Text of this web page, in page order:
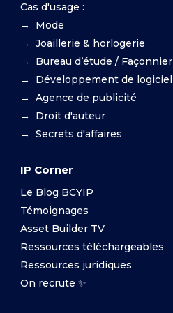
Cas d'usage :
→ Mode
→ Joaillerie & horlogerie
→ Bureau d’étude / Façonnier
→ Développement de logiciel
→ Agence de publicité
→ Droit d'auteur
→ Secrets d'affaires
IP Corner
Le Blog BCYIP
Témoignages
Asset Builder TV
Ressources téléchargeables
Ressources juridiques
On recrute ✨